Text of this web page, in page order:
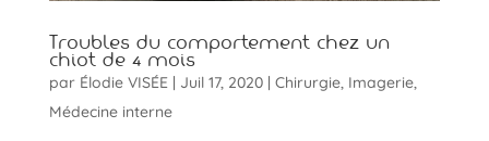
Troubles du comportement chez un
chiot de 4 mois
par Élodie VISÉE| Juil 17, 2020| Chirurgie, Imagerie,
Médecine interne